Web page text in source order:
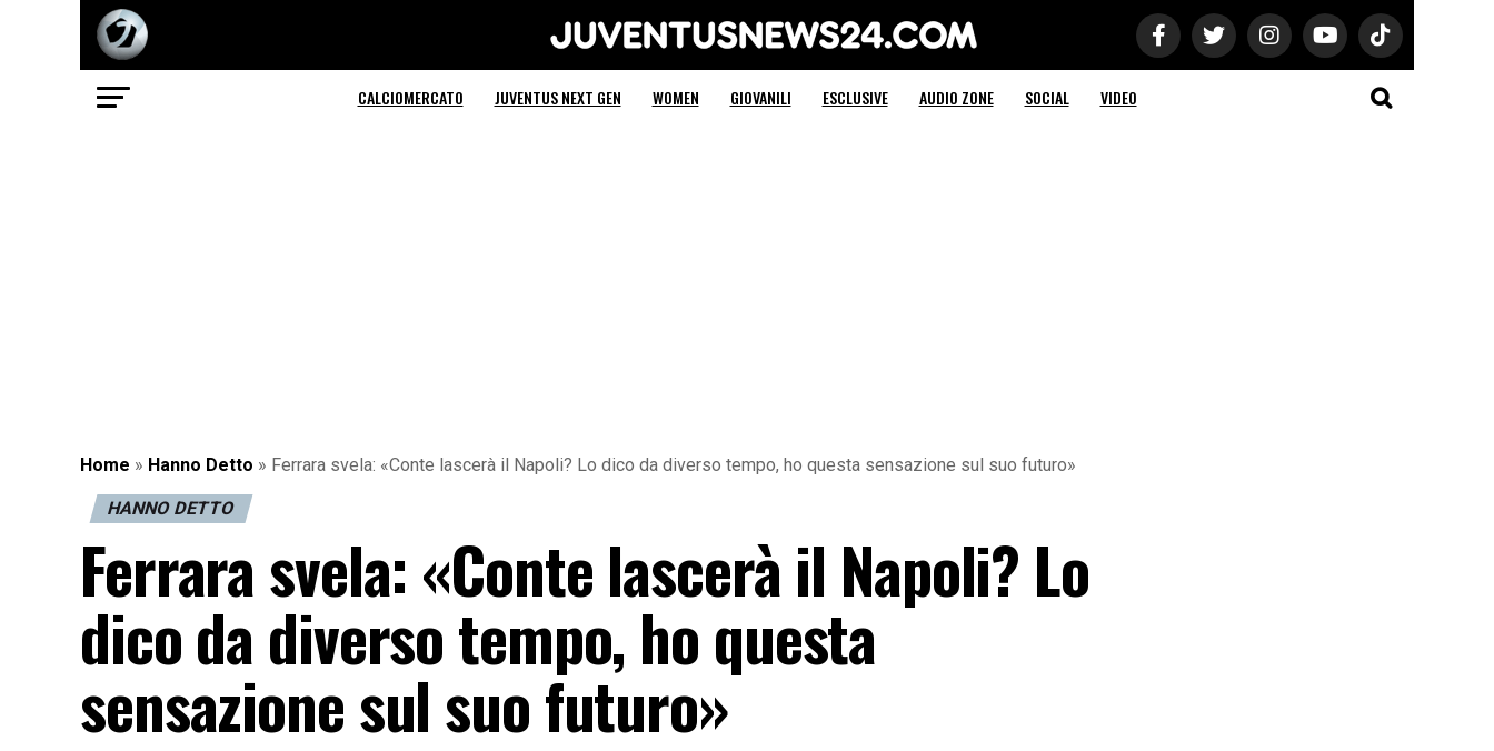
Juventus News 24
CALCIOMERCATO JUVENTUS NEXT GEN WOMEN GIOVANILI ESCLUSIVE AUDIO ZONE SOCIAL VIDEO
Home » Hanno Detto » Ferrara svela: «Conte lascerà il Napoli? Lo dico da diverso tempo, ho questa sensazione sul suo futuro»
HANNO DETTO
Ferrara svela: «Conte lascerà il Napoli? Lo
dico da diverso tempo, ho questa
sensazione sul suo futuro»